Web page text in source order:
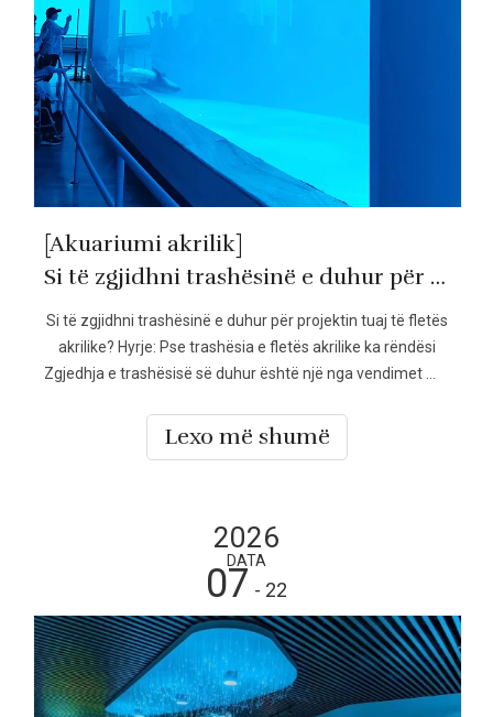
[Akuariumi akrilik]
Si të zgjidhni trashësinë e duhur për projektin tuaj të fletës akrilike?--LEYU Acrylic
Si të zgjidhni trashësinë e duhur për projektin tuaj të fletës
akrilike? Hyrje: Pse trashësia e fletës akrilike ka rëndësi
Zgjedhja e trashësisë së duhur është një nga vendimet më
inxhinierike. Shumë klientë besojnë se një fletë akrilike më
Lexo më shumë
2026
DATA
07 - 22